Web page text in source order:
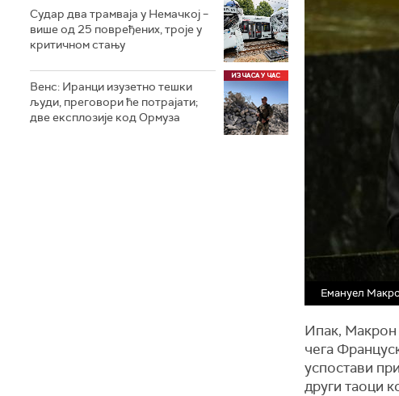
Судар два трамваја у Немачкој –
више од 25 повређених, троје у
критичном стању
Венс: Иранци изузетно тешки
људи, преговори ће потрајати;
две експлозије код Ормуза
Емануел
Ипак, Макрон
чега
успостави
други таоци